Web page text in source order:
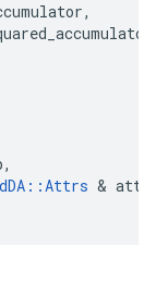
,
,
::Attrs &